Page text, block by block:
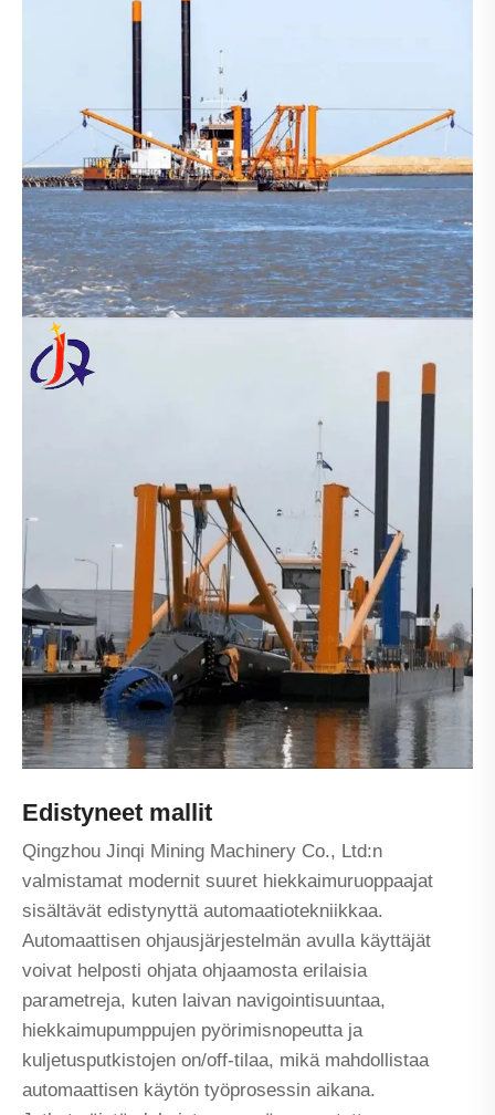
Edistyneet mallit
Qingzhou Jinqi Mining Machinery Co., Ltd:n
valmistamat modernit suuret hiekkaimuruoppaajat
sisältävät edistynyttä automaatiotekniikkaa.
Automaattisen ohjausjärjestelmän avulla käyttäjät
voivat helposti ohjata ohjaamosta erilaisia ​​
parametreja, kuten laivan navigointisuuntaa,
hiekkaimupumppujen pyörimisnopeutta ja
kuljetusputkistojen on/off-tilaa, mikä mahdollistaa
automaattisen käytön työprosessin aikana.